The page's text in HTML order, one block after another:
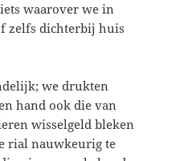
waarover we in
zelfs dichterbij huis
we drukten
hand ook die van
wisselgeld bleken
rial nauwkeurig te